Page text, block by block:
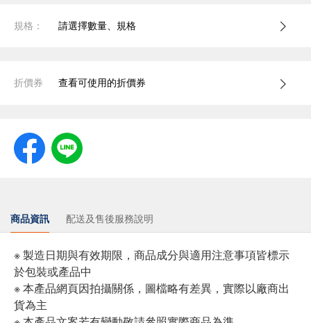
規格： 請選擇數量、規格
折價券 查看可使用的折價券
商品資訊 配送及售後服務說明
※ 製造日期與有效期限，商品成分與適用注意事項皆標示
於包裝或產品中
※ 本產品網頁因拍攝關係，圖檔略有差異，實際以廠商出
貨為主